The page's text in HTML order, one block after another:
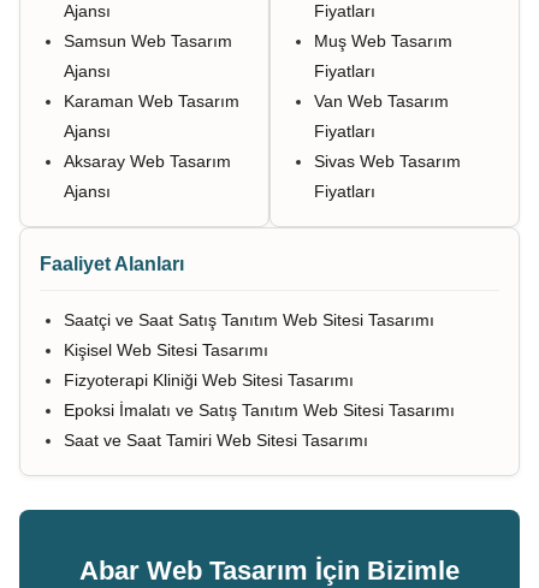
Ajansı
Samsun Web Tasarım
Ajansı
Karaman Web Tasarım
Ajansı
Aksaray Web Tasarım
Ajansı
Fiyatları
Muş Web Tasarım
Fiyatları
Van Web Tasarım
Fiyatları
Sivas Web Tasarım
Fiyatları
Faaliyet Alanları
Saatçi ve Saat Satış Tanıtım Web Sitesi Tasarımı
Kişisel Web Sitesi Tasarımı
Fizyoterapi Kliniği Web Sitesi Tasarımı
Epoksi İmalatı ve Satış Tanıtım Web Sitesi Tasarımı
Saat ve Saat Tamiri Web Sitesi Tasarımı
Abar Web Tasarım İçin Bizimle